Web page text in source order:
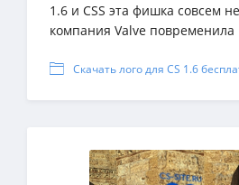
1.6 и CSS эта фишка совсем
компания Valve повременила
Скачать лого для CS 1.6